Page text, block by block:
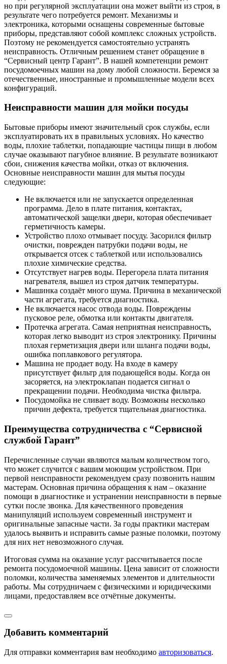
но при регулярной эксплуатации она может выйти из строя, в
результате чего потребуется ремонт. Механизмы и
электроника, которыми оснащены современные бытовые
приборы, представляют собой комплекс сложных устройств.
Поэтому не рекомендуется самостоятельно устранять
неисправность. Отличным решением станет обращение в
“Сервисный центр Гарант”. В нашей компетенции ремонт
посудомоечных машин на дому любой сложности. Беремся за
отечественные, иностранные и промышленные модели всех
конфигураций.
Неисправности машин для мойки посуды
Бытовые приборы имеют значительный срок службы, если
эксплуатировать их в правильных условиях. Но качество
воды, плохие таблетки, попадающие частицы пищи в любом
случае оказывают пагубное влияние. В результате возникают
сбои, снижения качества мойки, отказ от включения.
Основные неисправности машин для мытья посуды
следующие:
Не включается или не запускается определенная
программа. Дело в плате питания, контактах,
автоматической защелки двери, которая обеспечивает
герметичность камеры.
Устройство плохо отмывает посуду. Засорился фильтр
очистки, поврежден патрубки подачи воды, не
открывается отсек с таблеткой или использовались
плохие химические средства.
Отсутствует нагрев воды. Перегорела плата питания
нагревателя, вышел из строя датчик температуры.
Машинка создаёт много шума. Причина в механической
части агрегата, требуется диагностика.
Не включается насос отвода воды. Повреждены
пусковое реле, обмотка или контакты двигателя.
Протечка агрегата. Самая неприятная неисправность,
которая легко выводит из строя электронику. Причины
плохая герметизация двери или шланга подачи воды,
ошибка поплавкового регулятора.
Машина не продает воду. На входе в камеру
присутствует фильтр для подающейся воды. Когда он
засоряется, на электроклапан подается сигнал о
прекращении подачи. Необходима чистка фильтра.
Посудомойка не сливает воду. Возможны несколько
причин дефекта, требуется тщательная диагностика.
Преимущества сотрудничества с “Сервисной
службой Гарант”
Перечисленные случаи являются малым количеством того,
что может случится с вашим моющим устройством. При
первой неисправности рекомендуем сразу позвонить нашим
мастерам. Основная причина обращения к нам – оказание
помощи в диагностике и устранении неисправности в первые
сутки после звонка. Для качественного проведения
манипуляций используем современный инструмент и
оригинальные запасные части. За годы практики мастерам
удалось выявить и исправить самые разные поломки, поэтому
для них нет невозможного случая.
Итоговая сумма на оказание услуг рассчитывается после
ремонта посудомоечной машины. Цена зависит от сложности
поломки, количества заменяемых элементов и длительности
работы. Мы сотрудничаем с физическими и юридическими
лицами, предоставляем все отчётные документы.
Добавить комментарий
Для отправки комментария вам необходимо авторизоваться.